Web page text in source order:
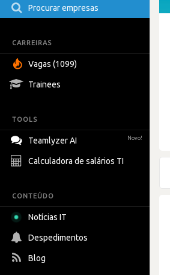
Procurar empresas
CARREIRAS
Vagas (1099)
Trainees
TOOLS
Teamlyzer AI Novo!
Calculadora de salários TI
CONTEÚDO
Notícias IT
Despedimentos
Blog